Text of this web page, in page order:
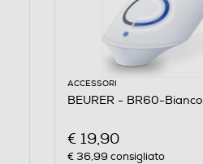
ACCESSORI
BEURER - BR60-Bianco
€ 19,90
€ 36,99 consigliato